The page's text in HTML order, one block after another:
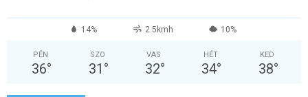
14% 2.5kmh 10%
PÉN
36°
SZO
31 °
VAS
32°
HÉT
34°
KED
38°